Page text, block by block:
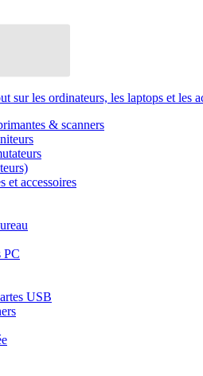
sur les ordinateurs, les laptops et les
& scanners
et accessoires
PC
USB